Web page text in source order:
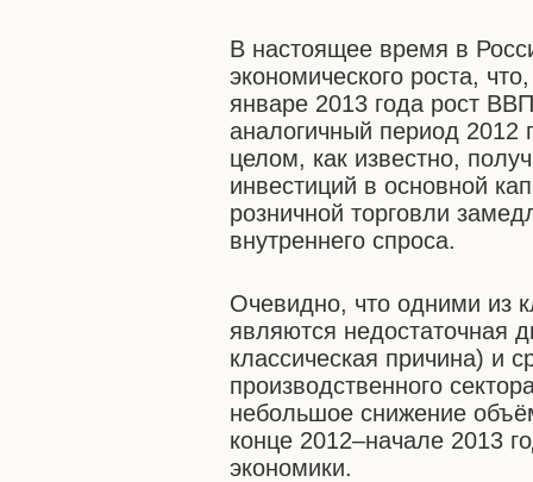
В настоящее время в
экономического роста,
январе 2013 года рост
аналогичный период 2012
целом, как известно,
инвестиций в основной
розничной торговли
внутреннего спроса.
Очевидно, что одними из
являются недостаточная
классическая причина) и
производственного
небольшое снижение
конце 2012–начале 2013
экономики.